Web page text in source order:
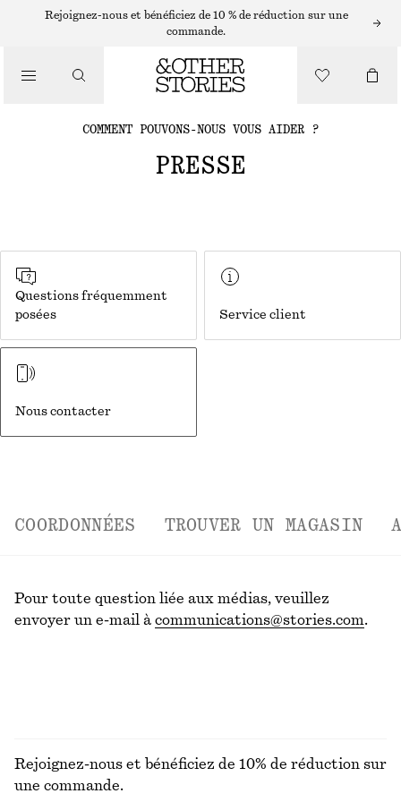
Rejoignez-nous et bénéficiez de 10 % de réduction sur une
commande.
COMMENT POUVONS-NOUS VOUS AIDER ?
PRESSE
Questions fréquemment
posées
Service client
Nous contacter
COORDONNÉES TROUVER UN MAGASIN
Pour toute question liée aux médias, veuillez
envoyer un e-mail à communications@stories.com.
Rejoignez-nous et bénéficiez de 10% de réduction sur
une commande.